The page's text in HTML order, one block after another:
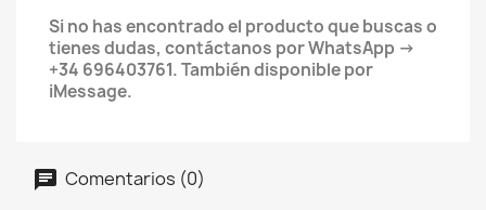
Si no has encontrado el producto que buscas o
tienes dudas, contáctanos por WhatsApp →
+34 696403761. También disponible por
iMessage.
Comentarios (0)